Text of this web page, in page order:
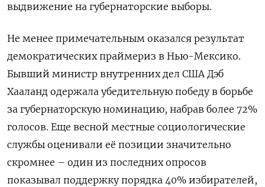
выдвижение на губернаторские выборы.
Не менее примечательным оказался результат
демократических праймериз в Нью-Мексико.
Бывший министр внутренних дел США Дэб
Хааланд одержала убедительную победу в борьбе
за губернаторскую номинацию, набрав более 72%
голосов. Еще весной местные социологические
службы оценивали её позиции значительно
скромнее – один из последних опросов
показывал поддержку порядка 40% избирателей,